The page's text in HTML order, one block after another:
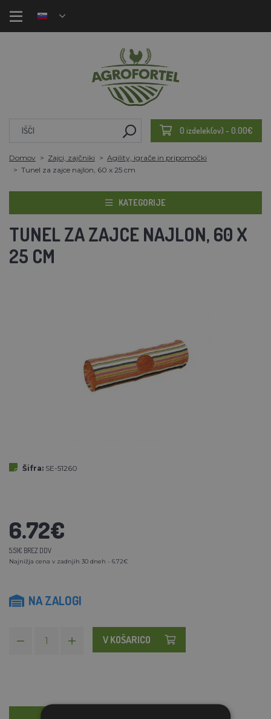
0 izdelek(ov) - 0.00€
Domov Zajci, zajčniki
Agility, igrače in pripomočki
Tunel za zajce najlon, 60 x 25 cm
KATEGORIJE
TUNEL ZA ZAJCE NAJLON, 60 X
25 CM
Šifra: SE-51260
6.72€
5.51€ BREZ DDV
Najnižja cena v zadnjih 30 dneh - 6.72€
NA ZALOGI
V KOŠARICO